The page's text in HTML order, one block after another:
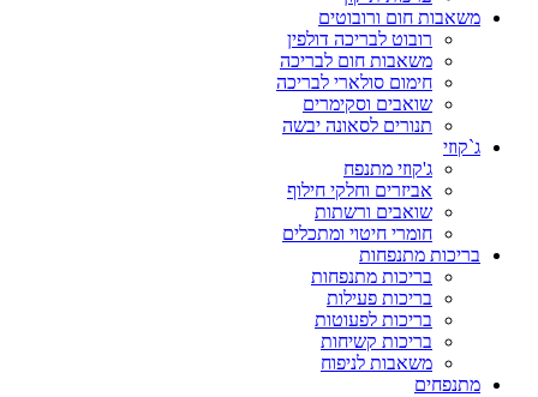
משאבות חום ורובוטים
רובוט לבריכה דולפין
משאבות חום לבריכה
חימום סולארי לבריכה
שואבים וסקימרים
תנורים לסאונה יבשה
ג`קוזי
ג'קוזי מתנפח
אביזרים וחלקי חילוף
שואבים ורשתות
חומרי חיטוי ומתכלים
בריכות מתנפחות
בריכות מתנפחות
בריכות פעילות
בריכות לפעוטות
בריכות קשיחות
משאבות לניפוח
מתנפחים